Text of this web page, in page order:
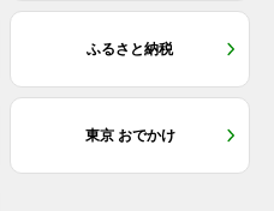
ふるさと納税
東京 おでかけ